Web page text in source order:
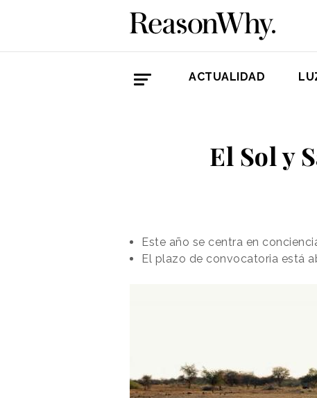
ACTUALIDAD
El Sol y
Este año se centra en
El plazo de convocatoria está